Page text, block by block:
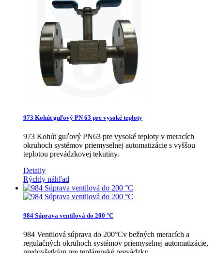
973 Kohút guľový PN 63 pre vysoké teploty
973 Kohút guľový PN63 pre vysoké teploty v meracích
okruhoch systémov priemyselnej automatizácie s vyššou
teplotou prevádzkovej tekutiny.
Detaily
Rýchly náhľad
984 Súprava ventilová do 200 °C
984 Ventilová súprava do 200°Cv bežných meracích a
regulačných okruhoch systémov priemyselnej automatizácie,